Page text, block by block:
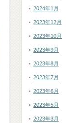
2024年1月
2023年12月
2023年10月
2023年9月
2023年8月
2023年7月
2023年6月
2023年5月
2023年3月